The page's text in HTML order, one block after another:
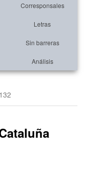
Corresponsales
Letras
Sin barreras
Análisis